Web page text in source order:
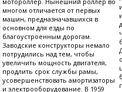
многом отличается от первых
машин, предназначавшихся в
основном для езды по
благоустроенным дорогам.
Заводские конструкторы немало
потрудились над тем, чтобы
увеличить мощность двигателя,
продлить срок службы рамы,
усовершенствовать амортизаторы
и электрооборудование. В 1959